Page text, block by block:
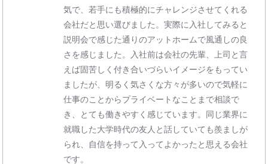
気で、若手にも積極的にチャレンジさせてくれる
会社だと思い選びました。実際に入社してみると
説明会で感じた通りのアットホームで風通しの良
さを感じました。入社前は会社の先輩、上司と言
えば固苦しく付き合いづらいイメージをもってい
ましたが、明るく気さくな方々が多いので気軽に
仕事のことからプライベートなことまで相談で
き、とても働きやすく感じています。同じ業界に
就職した大学時代の友人と話していても羨ましが
られ、自信を持って入ってよかったと思える会社
です。